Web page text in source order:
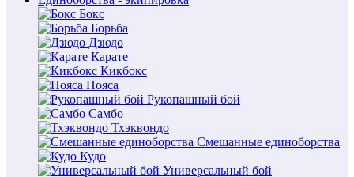
Бокс
Борьба
Дзюдо
Карате
Кикбокс
Пояса
Рукопашный бой
Самбо
Тхэквондо
Смешанные единоборства
Кудо
Универсальный бой